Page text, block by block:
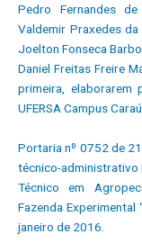
Pedro Fernandes
Valdemir Praxedes
Joelton Fonseca
Daniel Freitas Freire
primeira, elaborarem
UFERSA Campus
Portaria nº 0752 de
técnico-administrativo
Técnico em
Fazenda Experimental
janeiro de 2016.